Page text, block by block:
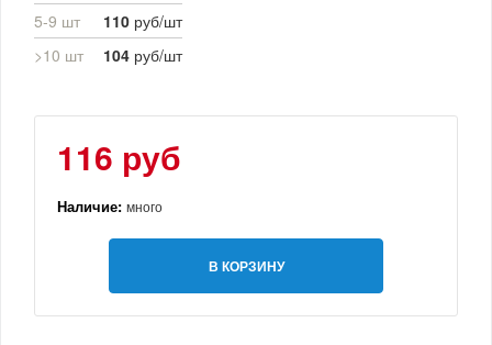
5-9 шт
110 руб/шт
>10 шт
104 руб/шт
116 руб
Наличие: много
В КОРЗИНУ